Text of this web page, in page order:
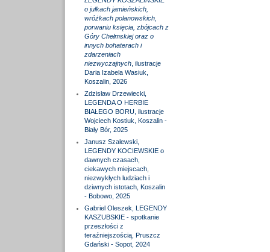
o julkach jamieńskich,
wróżkach polanowskich,
porwaniu księcia, zbójcach z
Góry Chełmskiej oraz o
innych bohaterach i
zdarzeniach
niezwyczajnych, ilustracje
Daria Izabela Wasiuk,
Koszalin, 2026
Zdzisław Drzewiecki,
LEGENDA O HERBIE
BIAŁEGO BORU, ilustracje
Wojciech Kostiuk, Koszalin -
Biały Bór, 2025
Janusz Szalewski,
LEGENDY KOCIEWSKIE o
dawnych czasach,
ciekawych miejscach,
niezwykłych ludziach i
dziwnych istotach, Koszalin
- Bobowo, 2025
Gabriel Oleszek, LEGENDY
KASZUBSKIE - spotkanie
przeszłości z
teraźniejszością, Pruszcz
Gdański - Sopot, 2024